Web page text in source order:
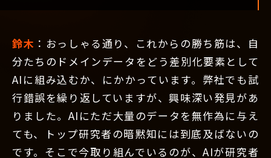
鈴木 ：おっしゃる通り、これからの勝ち筋は、自
分たちのドメインデータをどう差別化要素として
AIに組み込むか、にかかっています。弊社でも試
行錯誤を繰り返していますが、興味深い発見があ
りました。AIにただ大量のデータを無作為に与え
ても、トップ研究者の暗黙知には到底及ばないの
です。そこで今取り組んでいるのが、AIが研究者